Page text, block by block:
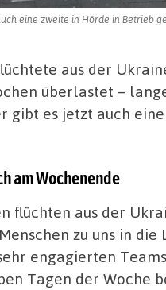
eine zweite in Hörde in Betrieb
aus der
überlastet –
gibt es jetzt auch
am Wochenende
flüchten aus der
zu uns in die
engagierten
Tagen der Woche